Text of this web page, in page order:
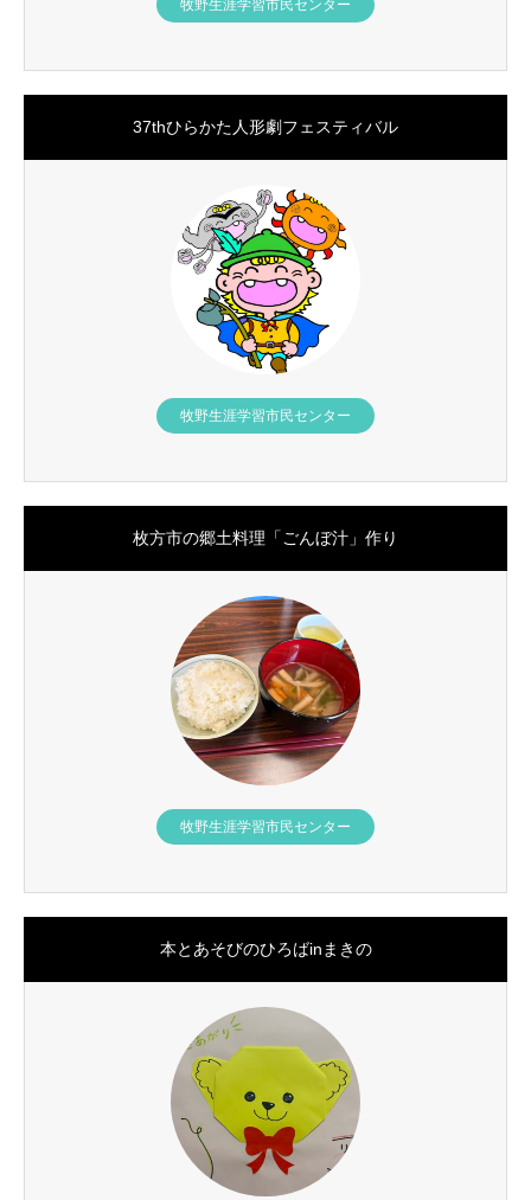
牧野生涯学習市民センター
37thひらかた人形劇フェスティバル
牧野生涯学習市民センター
枚方市の郷土料理「ごんぼ汁」作り
牧野生涯学習市民センター
本とあそびのひろばinまきの